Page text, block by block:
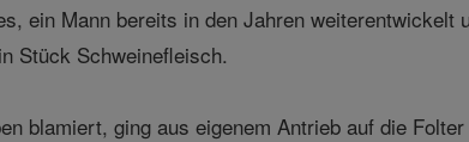
ein Mann bereits in den Jahren weiterentwickelt
Stück Schweinefleisch.
blamiert, ging aus eigenem Antrieb auf die